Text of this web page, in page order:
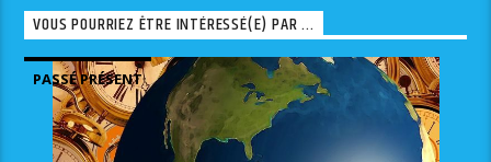
VOUS POURRIEZ ÊTRE INTÉRESSÉ(E) PAR ...
PASSÉ PRÉSENT